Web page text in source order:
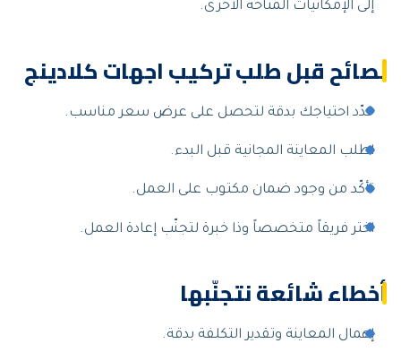
إلى الإمكانيات المتاحة الأخرى.
نصائح قبل طلب تركيب اجهات كلادينج
حدّد احتياجك بدقة لتحصل على عرض سعر مناسب.
اطلب المعاينة المجانية قبل البدء.
تأكّد من وجود ضمان مكتوب على العمل.
اختر فريقاً متخصصاً وذا خبرة لتجنّب إعادة العمل.
أخطاء شائعة نتجنّبها
إهمال المعاينة وتقدير التكلفة بدقة.